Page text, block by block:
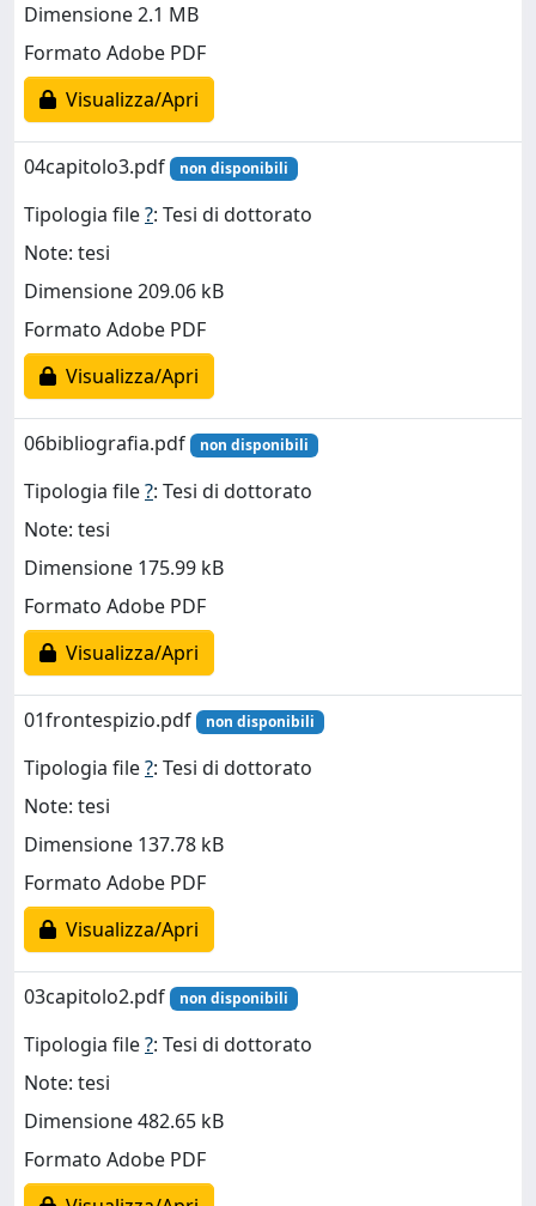
Dimensione 2.1 MB
Formato Adobe PDF
Visualizza/Apri
04capitolo3.pdf non disponibili
Tipologia file?: Tesi di dottorato
Note: tesi
Dimensione 209.06 kB
Formato Adobe PDF
Visualizza/Apri
06bibliografia.pdf non disponibili
Tipologia file?: Tesi di dottorato
Note: tesi
Dimensione 175.99 kB
Formato Adobe PDF
Visualizza/Apri
01frontespizio.pdf non disponibili
Tipologia file?: Tesi di dottorato
Note: tesi
Dimensione 137.78 kB
Formato Adobe PDF
Visualizza/Apri
03capitolo2.pdf non disponibili
Tipologia file?: Tesi di dottorato
Note: tesi
Dimensione 482.65 kB
Formato Adobe PDF